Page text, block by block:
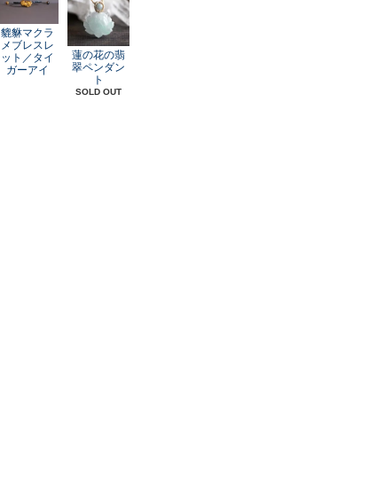
貔貅マクラ
メブレスレ
ット／タイ
ガーアイ
蓮の花の翡
翠ペンダン
ト
SOLD OUT